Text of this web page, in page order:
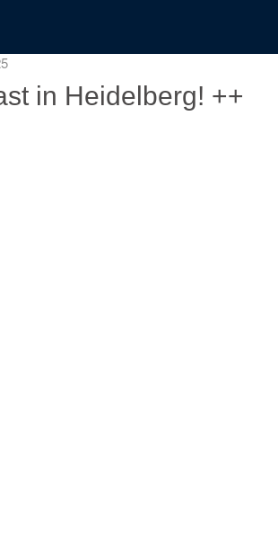
in Heidelberg! ++